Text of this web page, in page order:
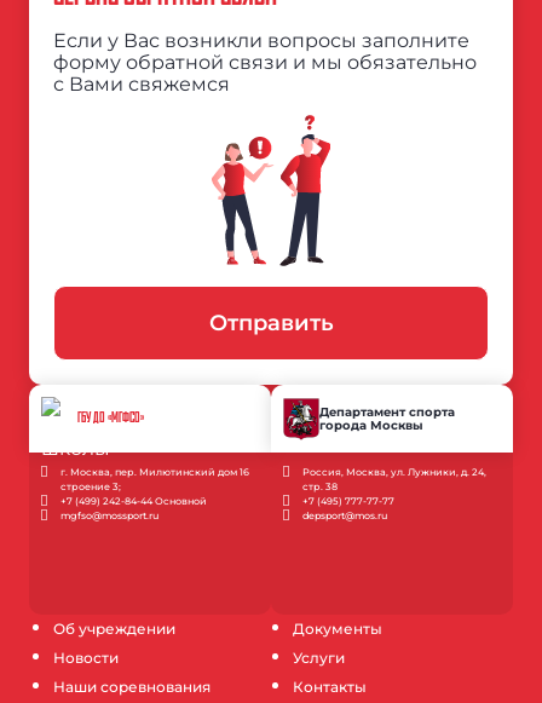
Об учреждении
Новости
Наши соревнования
Документы
Услуги
Контакты
Если у Вас возникли вопросы заполните
форму обратной связи и мы обязательно
с Вами свяжемся
Отправить
ГБУ ДО «МГФСО»
г. Москва, пер. Милютинский дом 16
строение 3;
+7 (499) 242-84-44 Основной
mgfso@mossport.ru
Департамент спорта
города Москвы
Россия, Москва, ул. Лужники, д. 24,
стр. 38
+7 (495) 777-77-77
depsport@mos.ru